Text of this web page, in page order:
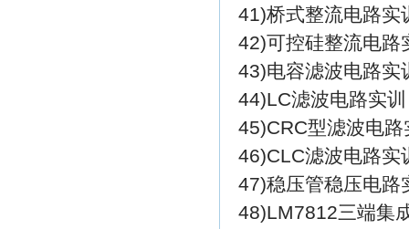
41)桥式整流电路实
42)可控硅整流电路
43)电容滤波电路实
44)LC滤波电路实训
45)CRC型滤波电路
46)CLC滤波电路实
47)稳压管稳压电路
48)LM7812三端集